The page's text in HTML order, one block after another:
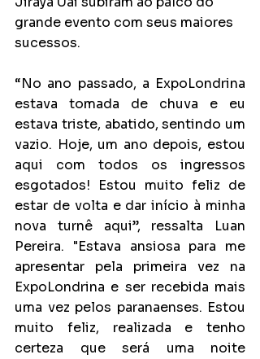
grande evento com seus maiores
sucessos.
“No ano passado, a ExpoLondrina
estava tomada de chuva e eu
estava triste, abatido, sentindo um
vazio. Hoje, um ano depois, estou
aqui com todos os ingressos
esgotados! Estou muito feliz de
estar de volta e dar início à minha
nova turnê aqui’’, ressalta Luan
Pereira. "Estava ansiosa para me
apresentar pela primeira vez na
ExpoLondrina e ser recebida mais
uma vez pelos paranaenses. Estou
muito feliz, realizada e tenho
certeza que será uma noite